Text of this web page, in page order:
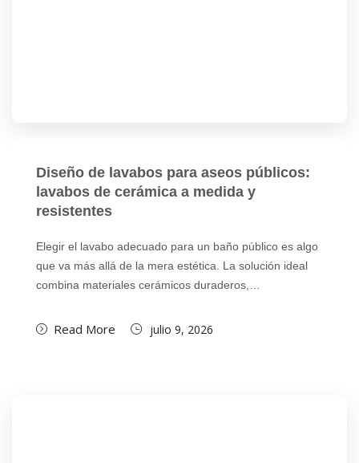
Diseño de lavabos para aseos públicos:
lavabos de cerámica a medida y
resistentes
Elegir el lavabo adecuado para un baño público es algo
que va más allá de la mera estética. La solución ideal
combina materiales cerámicos duraderos,…
Read More julio 9, 2026